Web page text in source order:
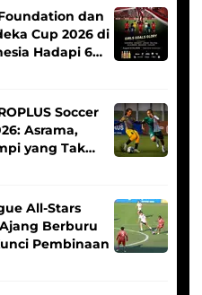
dan
Cup 2026 di
Hadapi 6
Soccer
Asrama,
yang Tak
All-Stars
Berburu
Pembinaan